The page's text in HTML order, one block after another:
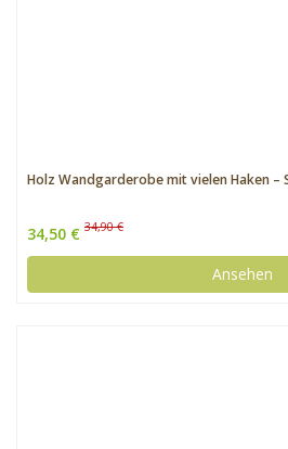
Holz Wandgarderobe mit vielen Haken –
34,50 € 34,90 €
Ansehen